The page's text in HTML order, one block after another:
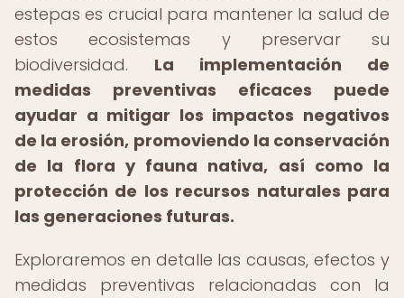
estepas es crucial para mantener la salud de
estos ecosistemas y preservar su
biodiversidad. La implementación de
medidas preventivas eficaces puede
ayudar a mitigar los impactos negativos
de la erosión, promoviendo la conservación
de la flora y fauna nativa, así como la
protección de los recursos naturales para
las generaciones futuras.
Exploraremos en detalle las causas, efectos y
medidas preventivas relacionadas con la